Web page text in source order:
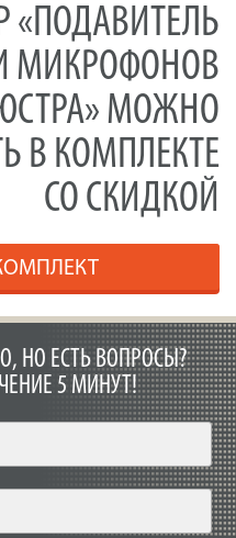
«ПОДАВИТЕЛЬ
МИКРОФОНОВ
МОЖНО
В КОМПЛЕКТЕ
СО СКИДКОЙ
НО ЕСТЬ ВОПРОСЫ?
5 МИНУТ!